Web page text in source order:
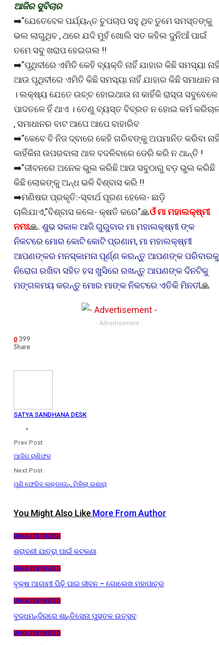
ଆଜିର ସୁବିଚାର
➡️”ଯେତେବେଳ ପର୍ଯ୍ୟନ୍ତ ଚୁପଚାପ ସହୁ ଥିବ ତୁମେ ସମସ୍ତଙ୍କୁ
ଭଲ ଲାଗୁଥିବ , ଥରେ ଯଦି ମୁହଁ ଖୋଲି ସତ କହିଲ ଦୁନିଆଁ ପାଇଁ
ତମେ ସବୁ ଖରାପ ହେଇଗଲ !!
➡️”ପୃଥିବୀରେ ଏମିତି କେହି ବ୍ୟକ୍ତି ନାହିଁ ଯାହାର କିଛି ସମସ୍ୟା
ଆଉ ପୃଥିବୀରେ ଏମିତି କିଛି ସମସ୍ୟା ନାହିଁ ଯାହାର କିଛି ସମାଧାନ
। ଲକ୍ଷ୍ୟ ଯେତେ ଉଚ୍ଚ ହୋଇଥାଉ ନା କାହିଁକି ରାସ୍ତା ସବୁବେଳେ
ପାଦତଳେ ହିଁ ଥାଏ । ତେଣୁ ବ୍ୟସ୍ତ ବିବ୍ରତ ନ ହୋଇ କର୍ମ
, ସମାଧାନର ବାଟ ଆପେ ଆପେ ବାହାରିବ
➡️”କେବେ ବି ନିଜ ଦ୍ବାରେ କେହି ଗରିବଙ୍କୁ ଅପମାନିତ କରିବା
କାହିଁକିନା ଉପରବାଲା ଥାଳ ବଦଳିବାରେ ଡେରି କରି ନ ଥାନ୍ତି !
➡️”ଜୀବନରେ ଅନେକ ଭୁଲ କରିଛି ଆଉ ସବୁଠାରୁ ବଡ଼ ଭୁଲ କରିଛି
କିଛି ଲୋକଙ୍କୁ ଅନ୍ଧ ଭଳି ବିଶ୍ବାସ କରି !!
➡️ମଣିଷର ପ୍ରକୃତି:-ସ୍ବାର୍ଥ ପୂରଣ ହେଲେ- ଛାଡ଼ି
ଚାଲିଯାଏ,”ବିଶ୍ବାସ କଲେ- କ୍ଷତି କରେ”🙏ଓଁ ମା ମହାଲକ୍ଷ୍ମୀ
ନମଃ🙏. ଶୁଭ ସକାଳ ଆଜି ଗୁରୁବାର ମା ମହାଲକ୍ଷ୍ମୀ ଙ୍କ
ନିକଟରେ ମୋର କୋଟି କୋଟି ପ୍ରଣାମ, ମା ମହାଲକ୍ଷ୍ମୀ
ଆପଣଙ୍କର ମନସ୍କାମନା ପୂର୍ଣ୍ଣ କରନ୍ତୁ ଆପଣଙ୍କ ପରିବାରକୁ
ନିରୋଗ ରଖିବା ସହିତ ହସ ଖୁସିରେ ରଖନ୍ତୁ ଆପଣଙ୍କ ଦିନଟିକୁ
ମଙ୍ଗଳମୟ କରନ୍ତୁ ମୋର ମାଙ୍କ ନିକଟରେ ଏତିକି ମିନତୀ🙏
- Advertisement -
0 399
Share
SATYA SANDHANA DESK
Prev Post
ଆଜିର ରାଶିଫଳ
Next Post
ପୁଣି ଫେରିବ ଲକ୍‌ଡାଉନ୍, ମିଳିଲା ଇଶାରା
You Might Also Like More From Author
UNCATEGORIZED
ଶ୍ରାବଣୀ ଯାତ୍ରା ପାଇଁ କଟକଣା
UNCATEGORIZED
ବୃକ୍ଷ ଆଗାମୀ ପିଢ଼ି ପାଇ ଜୀବନ – ଗୋଲେଖ ମହାପାତ୍ର
UNCATEGORIZED
ବୁଦ୍ଧମନ୍ଦିରରେ ଶାନ୍ତିସେନା ପୁସ୍ତକ ଉତ୍ସବ
UNCATEGORIZED